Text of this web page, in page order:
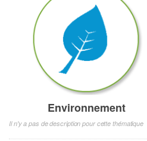
Environnement
Il n'y a pas de description pour cette thématique